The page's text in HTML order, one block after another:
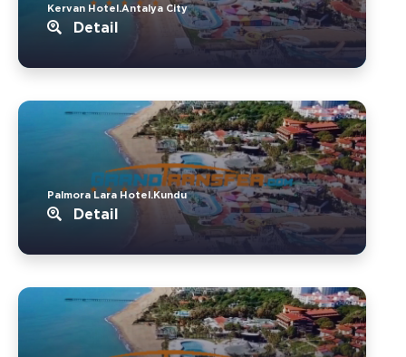
Kervan Hotel.Antalya City
Detail
Palmora Lara Hotel.Kundu
Detail